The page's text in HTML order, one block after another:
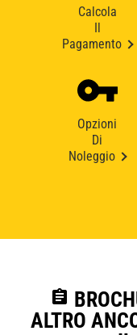
Calcola
Pagamento
Opzioni
Di
Noleggio
assignment
ALTRO